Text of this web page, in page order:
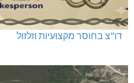
דו"צ בחוסר מקצועיות וזלזול